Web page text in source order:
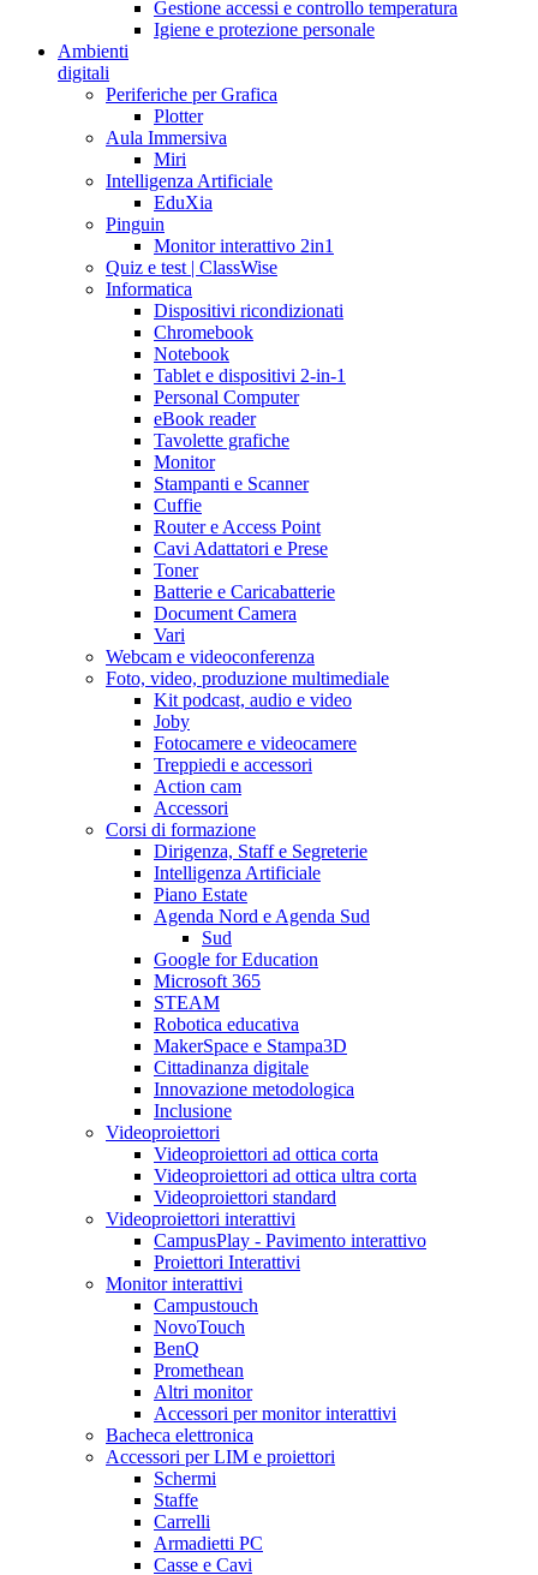
Gestione accessi e controllo temperatura
Igiene e protezione personale
Ambienti
digitali
Periferiche per Grafica
Plotter
Aula Immersiva
Miri
Intelligenza Artificiale
EduXia
Pinguin
Monitor interattivo 2in1
Quiz e test | ClassWise
Informatica
Dispositivi ricondizionati
Chromebook
Notebook
Tablet e dispositivi 2-in-1
Personal Computer
eBook reader
Tavolette grafiche
Monitor
Stampanti e Scanner
Cuffie
Router e Access Point
Cavi Adattatori e Prese
Toner
Batterie e Caricabatterie
Document Camera
Vari
Webcam e videoconferenza
Foto, video, produzione multimediale
Kit podcast, audio e video
Joby
Fotocamere e videocamere
Treppiedi e accessori
Action cam
Accessori
Corsi di formazione
Dirigenza, Staff e Segreterie
Intelligenza Artificiale
Piano Estate
Agenda Nord e Agenda Sud
Sud
Google for Education
Microsoft 365
STEAM
Robotica educativa
MakerSpace e Stampa3D
Cittadinanza digitale
Innovazione metodologica
Inclusione
Videoproiettori
Videoproiettori ad ottica corta
Videoproiettori ad ottica ultra corta
Videoproiettori standard
Videoproiettori interattivi
CampusPlay - Pavimento interattivo
Proiettori Interattivi
Monitor interattivi
Campustouch
NovoTouch
BenQ
Promethean
Altri monitor
Accessori per monitor interattivi
Bacheca elettronica
Accessori per LIM e proiettori
Schermi
Staffe
Carrelli
Armadietti PC
Casse e Cavi